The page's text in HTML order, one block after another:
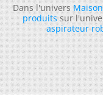
Dans l'universMaison
produitssur
aspirateur